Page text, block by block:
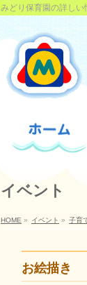
みどり保育園の詳しい
イベント
HOME » イベント » 子育
お絵描き